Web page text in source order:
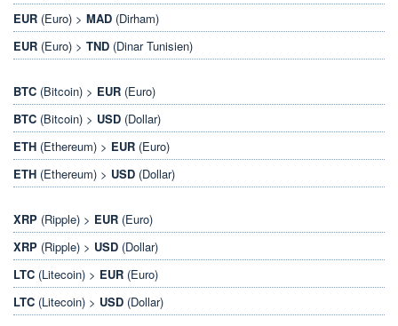
EUR (Euro) > MAD (Dirham)
EUR (Euro) > TND (Dinar Tunisien)
BTC (Bitcoin) > EUR (Euro)
BTC (Bitcoin) > USD (Dollar)
ETH (Ethereum) > EUR (Euro)
ETH (Ethereum) > USD (Dollar)
XRP (Ripple) > EUR (Euro)
XRP (Ripple) > USD (Dollar)
LTC (Litecoin) > EUR (Euro)
LTC (Litecoin) > USD (Dollar)